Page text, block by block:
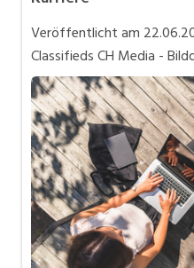
Videos
Veröffentlicht am
Classifieds CH Media -